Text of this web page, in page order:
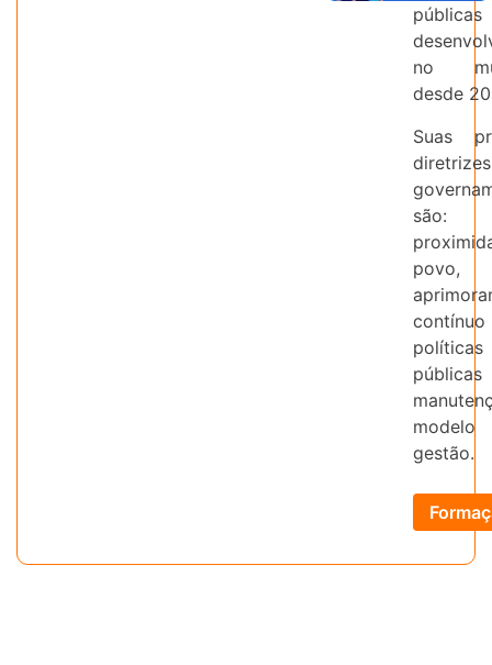
no
desde
Suas
diretrizes
são:
povo,
políticas
gestão.